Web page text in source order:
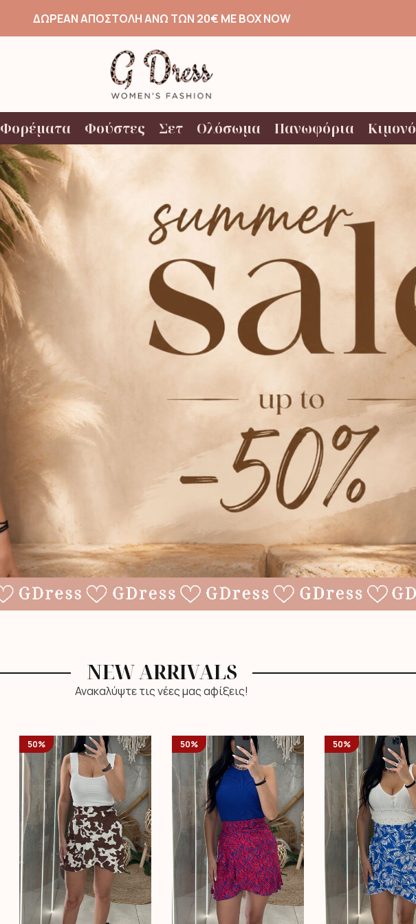
ΔΩΡΕΑΝ ΑΠΟΣΤΟΛΗ ΑΝΩ ΤΩΝ 20€ ΜΕ BOX NOW
Φορέματα Φούστες Σετ Ολόσωμα Πανωφόρια Κιμονό
NEW ARRIVALS
Ανακαλύψτε τις νέες μας αφίξεις!
50% 50% 50%